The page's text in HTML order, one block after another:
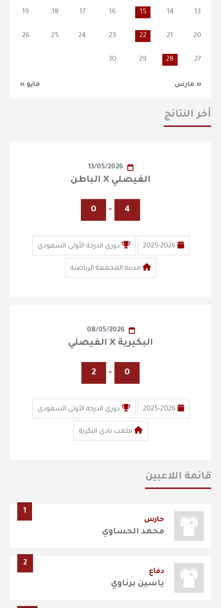
« مارس مايو »
13
14
15
16
17
18
19
20
21
22
23
24
25
26
27
28
29
30
أخر النتائج
13/05/2026
الفيصلي X الباطن
4
-
0
2025-2026 دوري الدرجة الأولى السعودي
مدينة المجمعة الرياضية
08/05/2026
البكيرية X الفيصلي
0
-
2
2025-2026 دوري الدرجة الأولى السعودي
ملعب نادي البكرية
قائمة اللاعبين
1
حارس
محمد الحساوي
2
دفاع
ياسين برناوي